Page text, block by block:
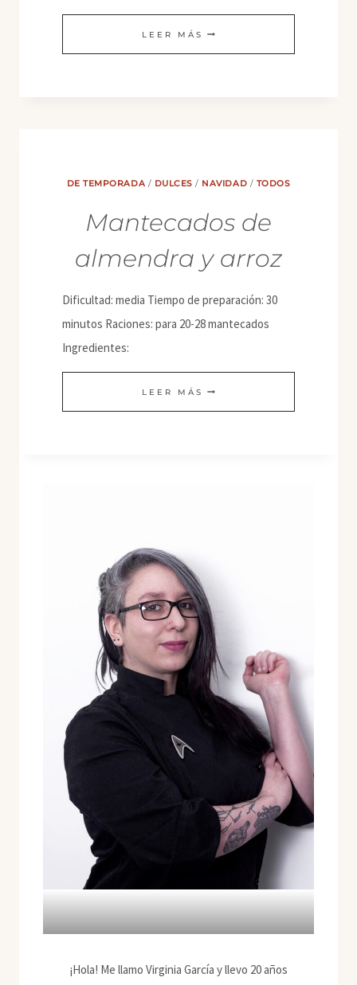
LEER MÁS RAVA
DOSA
DE TEMPORADA / DULCES / NAVIDAD / TODOS
Mantecados de
almendra y arroz
Dificultad: media Tiempo de preparación: 30
minutos Raciones: para 20-28 mantecados
Ingredientes:
LEER MÁS MANTECADOS
DE
¡Hola! Me llamo Virginia García y llevo 20 años